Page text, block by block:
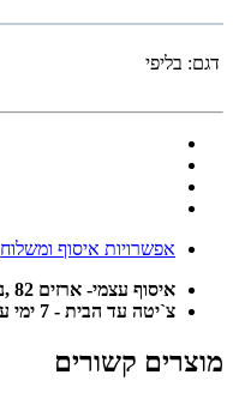
דגם: בליפי
אפשרויות איסוף ומשלוח
איסוף עצמי- ארזים 82 ,נתיבות
צ`יטה עד הבית - 7 ימי עסקים
מוצרים קשורים